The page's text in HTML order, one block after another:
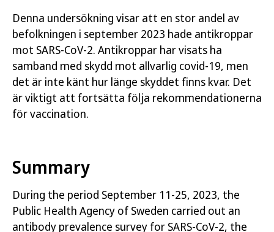
Denna undersökning visar att en stor andel av
befolkningen i september 2023 hade antikroppar
mot SARS-CoV-2. Antikroppar har visats ha
samband med skydd mot allvarlig covid-19, men
det är inte känt hur länge skyddet finns kvar. Det
är viktigt att fortsätta följa rekommendationerna
för vaccination.
Summary
During the period September 11-25, 2023, the
Public Health Agency of Sweden carried out an
antibody prevalence survey for SARS-CoV-2, the